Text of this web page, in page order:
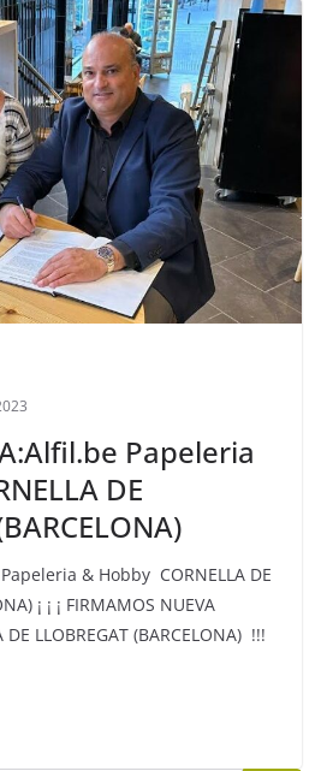
Papeleria
DE
& Hobby CORNELLA DE
¡ ¡ ¡ FIRMAMOS NUEVA
LLOBREGAT (BARCELONA) !!!